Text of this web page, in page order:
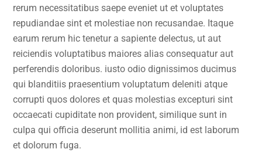
rerum necessitatibus saepe eveniet ut et voluptates
repudiandae sint et molestiae non recusandae. Itaque
earum rerum hic tenetur a sapiente delectus, ut aut
reiciendis voluptatibus maiores alias consequatur aut
perferendis doloribus. iusto odio dignissimos ducimus
qui blanditiis praesentium voluptatum deleniti atque
corrupti quos dolores et quas molestias excepturi sint
occaecati cupiditate non provident, similique sunt in
culpa qui officia deserunt mollitia animi, id est laborum
et dolorum fuga.